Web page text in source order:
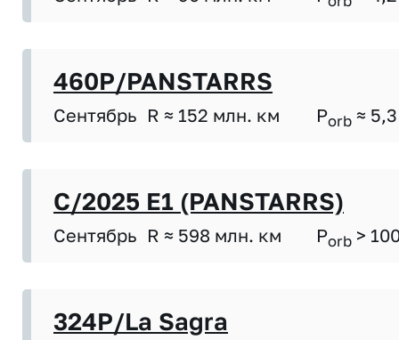
460P/PANSTARRS
Сентябрь R ≈ 152 млн. км Porb ≈ 5,3
C/2025 E1 (PANSTARRS)
Сентябрь R ≈ 598 млн. км Porb >
324P/La Sagra